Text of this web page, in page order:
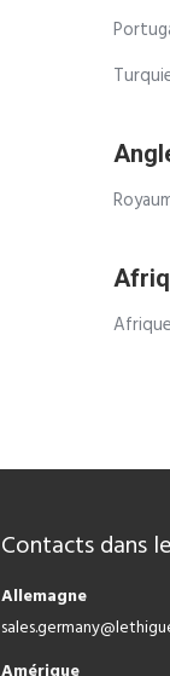
Contacts dans
Allemagne